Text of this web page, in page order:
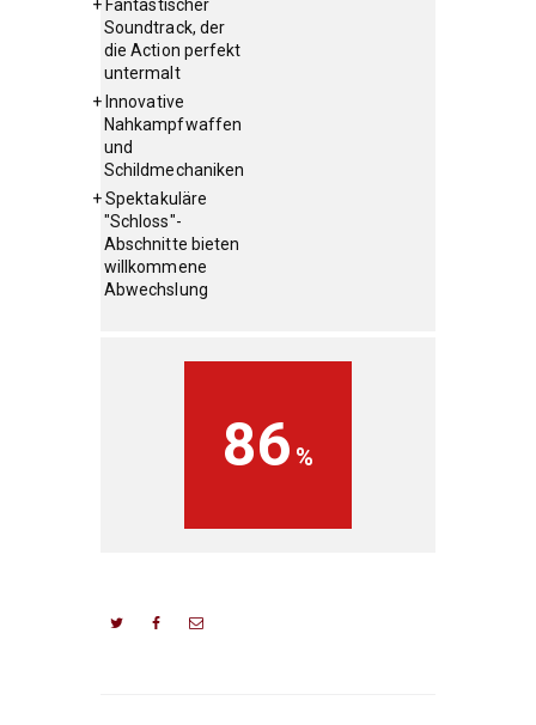
Fantastischer
Soundtrack, der
die Action perfekt
untermalt
Innovative
Nahkampfwaffen
und
Schildmechaniken
Spektakuläre
"Schloss"-
Abschnitte bieten
willkommene
Abwechslung
86